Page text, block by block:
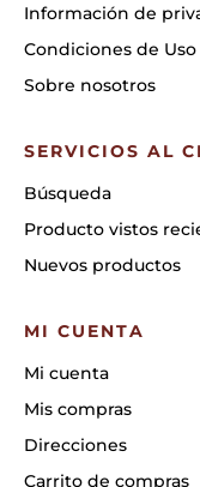
Información de
Condiciones de Uso
Sobre nosotros
SERVICIOS AL
Búsqueda
Producto vistos
Nuevos productos
MI CUENTA
Mi cuenta
Mis compras
Direcciones
Carrito de compras